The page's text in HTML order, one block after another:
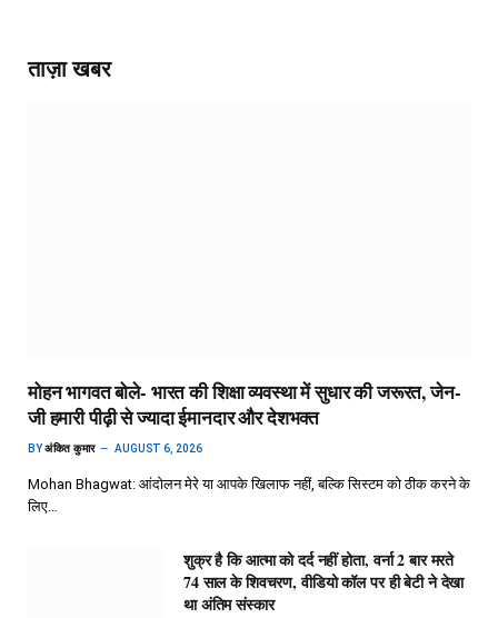
ताज़ा खबर
मोहन भागवत बोले- भारत की शिक्षा व्यवस्था में सुधार की जरूरत, जेन-
जी हमारी पीढ़ी से ज्यादा ईमानदार और देशभक्त
BYअंकित कुमार AUGUST 6, 2026
Mohan Bhagwat: आंदोलन मेरे या आपके खिलाफ नहीं, बल्कि सिस्टम को ठीक करने के
लिए…
शुक्र है कि आत्मा को दर्द नहीं होता, वर्ना 2 बार मरते
74 साल के शिवचरण, वीडियो कॉल पर ही बेटी ने देखा
था अंतिम संस्कार